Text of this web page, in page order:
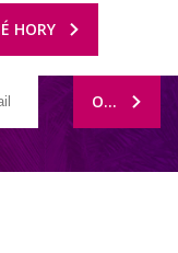
HORY
ODEBÍRAT